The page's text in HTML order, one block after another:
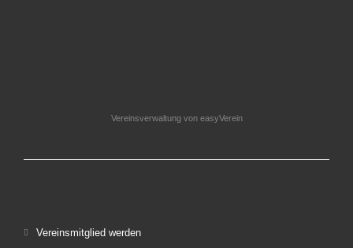
Vereinsverwaltung von easyVerein
Vereinsmitglied werden